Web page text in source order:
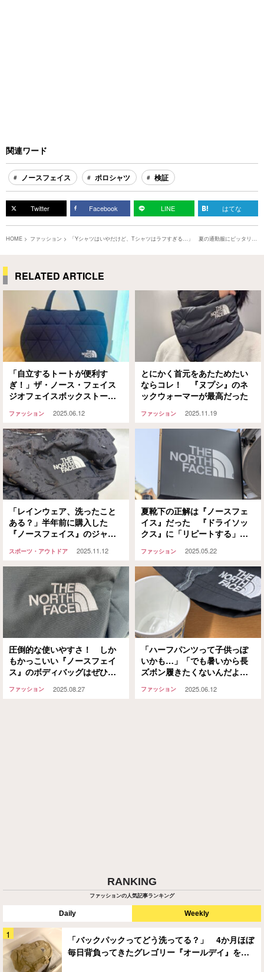
関連ワード
ノースフェイス ポロシャツ 検証
Twitter Facebook LINE はてな
HOME ファッション
「Yシャツはいやだけど、Tシャツはラフすぎる…」 夏の通勤服にピッタリの
RELATED ARTICLE
「自立するトートが便利す
ぎ！」ザ・ノース・フェイス
ジオフェイスボックストート
戻れない」
ファッション 2025.06.12
とにかく首元をあたためたい
ならコレ！ 『ヌプシ』のネ
ックウォーマーが最高だった
ファッション 2025.11.19
「レインウェア、洗ったこと
ある？」半年前に購入した
『ノースフェイス』のジャケ
スポーツ・アウトドア 2025.11.12
夏靴下の正解は『ノースフェ
イス』だった 『ドライソッ
クス』に「リピートする」「1
ファッション 2025.05.22
圧倒的な使いやすさ！ しか
もかっこいい『ノースフェイ
ス』のボディバッグはぜひチ
ファッション 2025.08.27
「ハーフパンツって子供っぽ
いかも…」「でも暑いから長
ズボン履きたくないんだよ
スフェイス』の1着でおしゃれ
ファッション 2025.06.12
RANKING
ファッションの人気記事ランキング
Daily Weekly
「バックパックってどう洗ってる？」 4か月ほぼ
毎日背負ってきたグレゴリー『オールデイ』を…